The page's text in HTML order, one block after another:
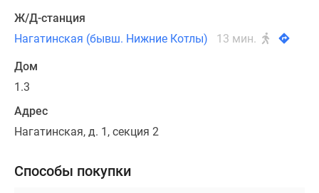
Ж/Д-станция
Нагатинская (бывш. Нижние Котлы)
13 мин.
Дом
1.3
Адрес
Нагатинская, д. 1, секция 2
Способы покупки